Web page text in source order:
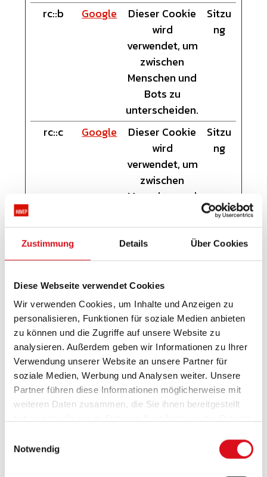
Zustimmung Details Über Cookies
Diese Webseite verwendet Cookies
Wir verwenden Cookies, um Inhalte und Anzeigen zu
personalisieren, Funktionen für soziale Medien anbieten
zu können und die Zugriffe auf unsere Website zu
analysieren. Außerdem geben wir Informationen zu Ihrer
Verwendung unserer Website an unsere Partner für
soziale Medien, Werbung und Analysen weiter. Unsere
Partner führen diese Informationen möglicherweise mit
weiteren Daten zusammen, die Sie ihnen bereitgestellt
Notwendig
rc::b Google
Dieser Cookie
wird
verwendet, um
zwischen
Menschen und
Bots zu
unterscheiden.
Sitzu
ng
rc::c Google
Dieser Cookie
wird
verwendet, um
zwischen
Menschen und
unterscheiden.
Sitzu
ng
rc::f
Dieser Cookie
wird
verwendet, um
zwischen
Menschen und
Bots zu
unterscheiden.
Bestä
ndig
SSESS# www.ha
vep.co
m
Anstehend
24
Tage